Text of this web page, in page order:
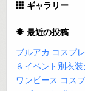
ギャラリー
最近の投稿
ブルアカ コスプ
＆イベント別衣装
ワンピース コス